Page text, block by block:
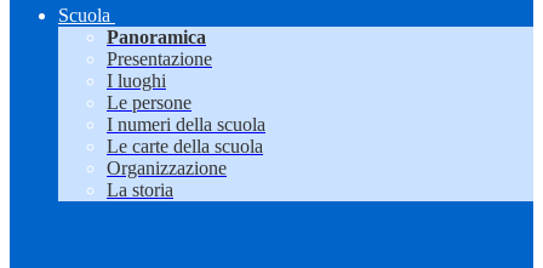
Scuola
Panoramica
Presentazione
I luoghi
Le persone
I numeri della scuola
Le carte della scuola
Organizzazione
La storia